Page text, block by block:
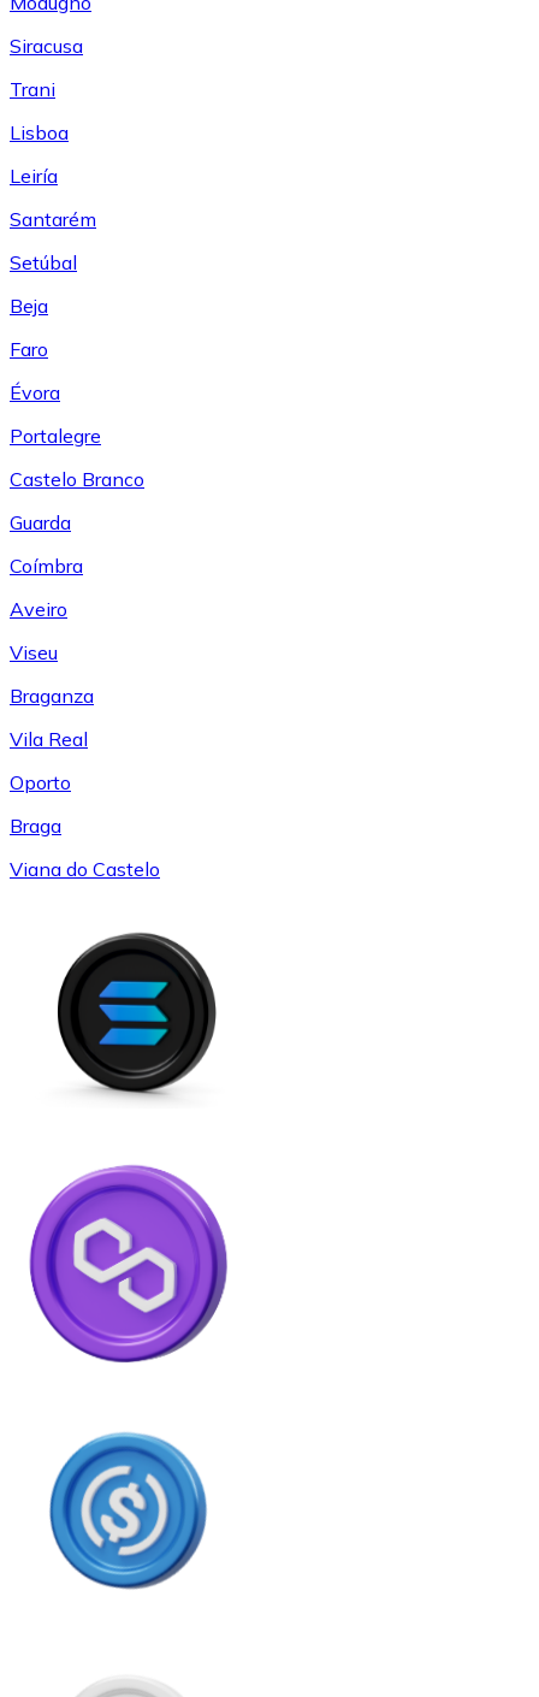
Siracusa
Trani
Lisboa
Leiría
Santarém
Setúbal
Beja
Faro
Évora
Portalegre
Castelo Branco
Guarda
Coímbra
Aveiro
Viseu
Braganza
Vila Real
Oporto
Braga
Viana do Castelo